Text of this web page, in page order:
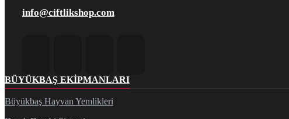
info@ciftlikshop.com
BÜYÜKBAŞ EKIPMANLARI
Büyükbaş Hayvan Yemlikleri